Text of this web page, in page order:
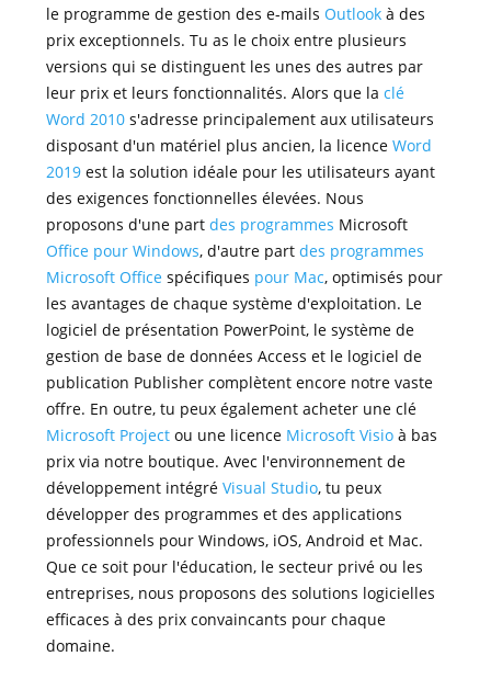
le programme de gestion des e-mails Outlookà des
prix exceptionnels. Tu as le choix entre plusieurs
versions qui se distinguent les unes des autres par
leur prix et leurs fonctionnalités. Alors que la clé
Word 2010s'adresse principalement aux utilisateurs
disposant d'un matériel plus ancien, la licence Word
2019est la solution idéale pour les utilisateurs ayant
des exigences fonctionnelles élevées. Nous
proposons d'une part des programmes Microsoft
Office pour Windows, d'autre part des programmes
Microsoft Officespécifiques pour Mac, optimisés pour
les avantages de chaque système d'exploitation. Le
logiciel de présentation PowerPoint, le système de
gestion de base de données Access et le logiciel de
publication Publisher complètent encore notre vaste
offre. En outre, tu peux également acheter une clé
Microsoft Projectou une licence Microsoft Visioà bas
prix via notre boutique. Avec l'environnement de
développement intégré Visual Studio, tu peux
développer des programmes et des applications
professionnels pour Windows, iOS, Android et Mac.
Que ce soit pour l'éducation, le secteur privé ou les
entreprises, nous proposons des solutions logicielles
efficaces à des prix convaincants pour chaque
domaine.